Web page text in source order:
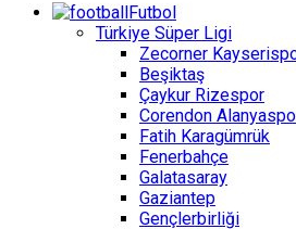
Futbol
Türkiye Süper Ligi
Zecorner
Beşiktaş
Çaykur Rizespor
Corendon
Fatih Karagümrük
Fenerbahçe
Galatasaray
Gaziantep
Gençlerbirliği